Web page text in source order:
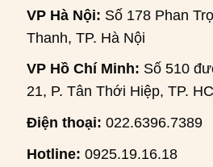
VP Hà Nội: Số 178 Phan
Thanh, TP. Hà Nội
VP Hồ Chí Minh: Số 510
21, P. Tân Thới Hiệp, TP.
Điện thoại: 022.6396.7389
Hotline: 0925.19.16.18